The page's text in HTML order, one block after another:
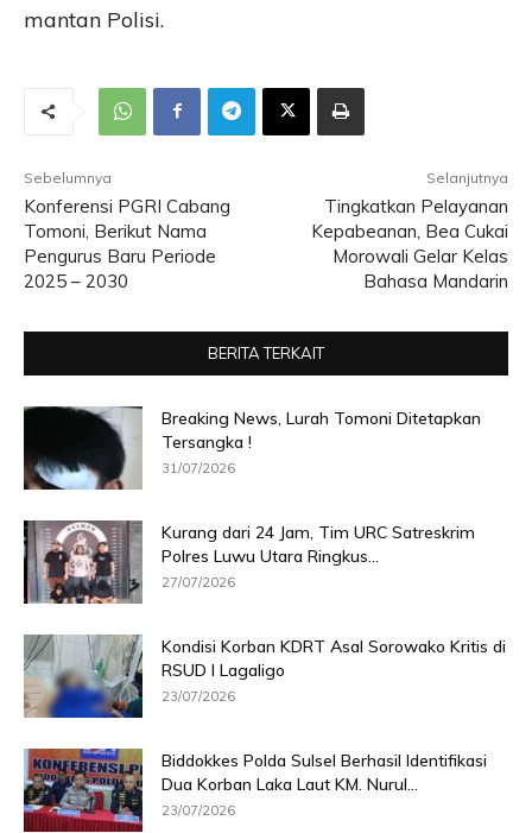
mantan Polisi.
Sebelumnya
Konferensi PGRI Cabang
Tomoni, Berikut Nama
Pengurus Baru Periode
2025 – 2030
Selanjutnya
Tingkatkan Pelayanan
Kepabeanan, Bea Cukai
Morowali Gelar Kelas
Bahasa Mandarin
BERITA TERKAIT
Breaking News, Lurah Tomoni Ditetapkan
Tersangka !
31/07/2026
Kurang dari 24 Jam, Tim URC Satreskrim
Polres Luwu Utara Ringkus...
27/07/2026
Kondisi Korban KDRT Asal Sorowako Kritis di
RSUD I Lagaligo
23/07/2026
Biddokkes Polda Sulsel Berhasil Identifikasi
Dua Korban Laka Laut KM. Nurul...
23/07/2026